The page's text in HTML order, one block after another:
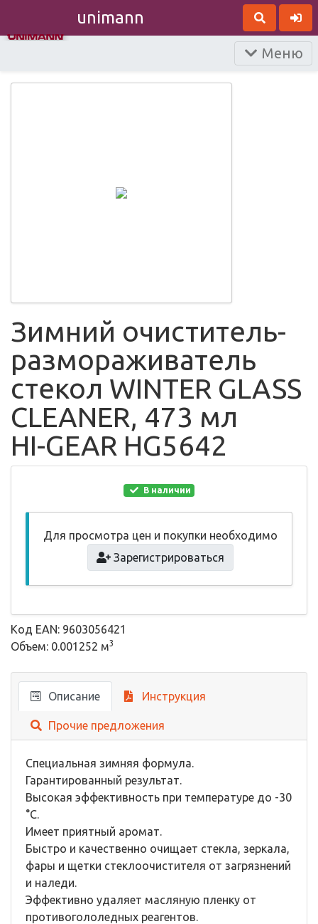
unimann
Меню
Зимний очиститель-
размораживатель
стекол WINTER GLASS
CLEANER, 473 мл
HI-GEAR HG5642
В наличии
Для просмотра цен и покупки необходимо
Зарегистрироваться
Код EAN: 9603056421
Объем: 0.001252 м3
Описание Инструкция
Прочие предложения
Специальная зимняя формула.
Гарантированный результат.
Высокая эффективность при температуре до -30
°С.
Имеет приятный аромат.
Быстро и качественно очищает стекла, зеркала,
фары и щетки стеклоочистителя от загрязнений
и наледи.
Эффективно удаляет масляную пленку от
противогололедных реагентов.